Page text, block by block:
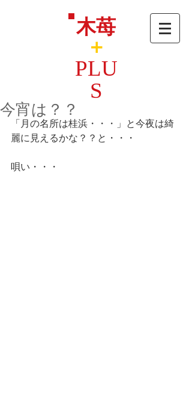
木苺
＋
PLU
S
今宵は？？
「月の名所は桂浜・・・」と今夜は綺
麗に見えるかな？？と・・・
唄い・・・